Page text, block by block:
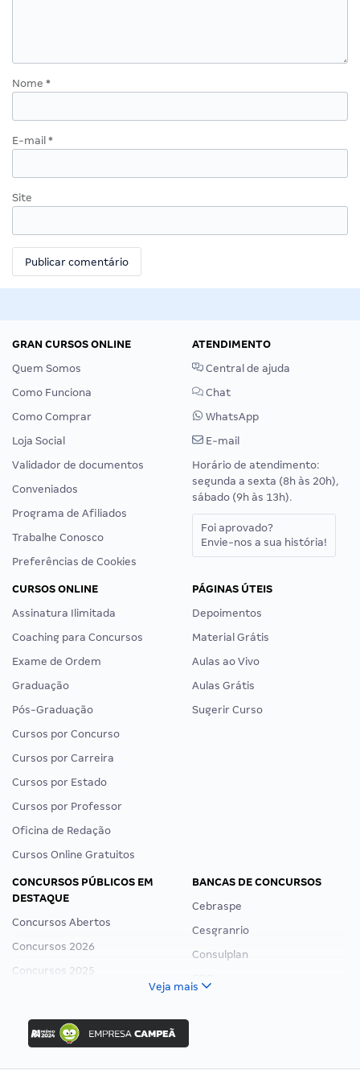
Nome *
E-mail *
Site
GRAN CURSOS ONLINE
Quem Somos
Como Funciona
Como Comprar
Loja Social
Validador de documentos
Conveniados
Programa de Afiliados
Trabalhe Conosco
Preferências de Cookies
ATENDIMENTO
Central de ajuda
Chat
WhatsApp
E-mail
Horário de atendimento:
segunda a sexta (8h às 20h),
sábado (9h às 13h).
Foi aprovado?
Envie-nos a sua história!
CURSOS ONLINE
Assinatura Ilimitada
Coaching para Concursos
Exame de Ordem
Graduação
Pós-Graduação
Cursos por Concurso
Cursos por Carreira
Cursos por Estado
Cursos por Professor
Oficina de Redação
Cursos Online Gratuitos
PÁGINAS ÚTEIS
Depoimentos
Material Grátis
Aulas ao Vivo
Aulas Grátis
Sugerir Curso
CONCURSOS PÚBLICOS EM
DESTAQUE
Concursos Abertos
Concursos 2026
Concursos 2025
Concurso Nacional Unificado
Concurso Ibama
Concurso MPU
Editais publicados
BANCAS DE CONCURSOS
Cebraspe
Cesgranrio
Consulplan
Veja mais